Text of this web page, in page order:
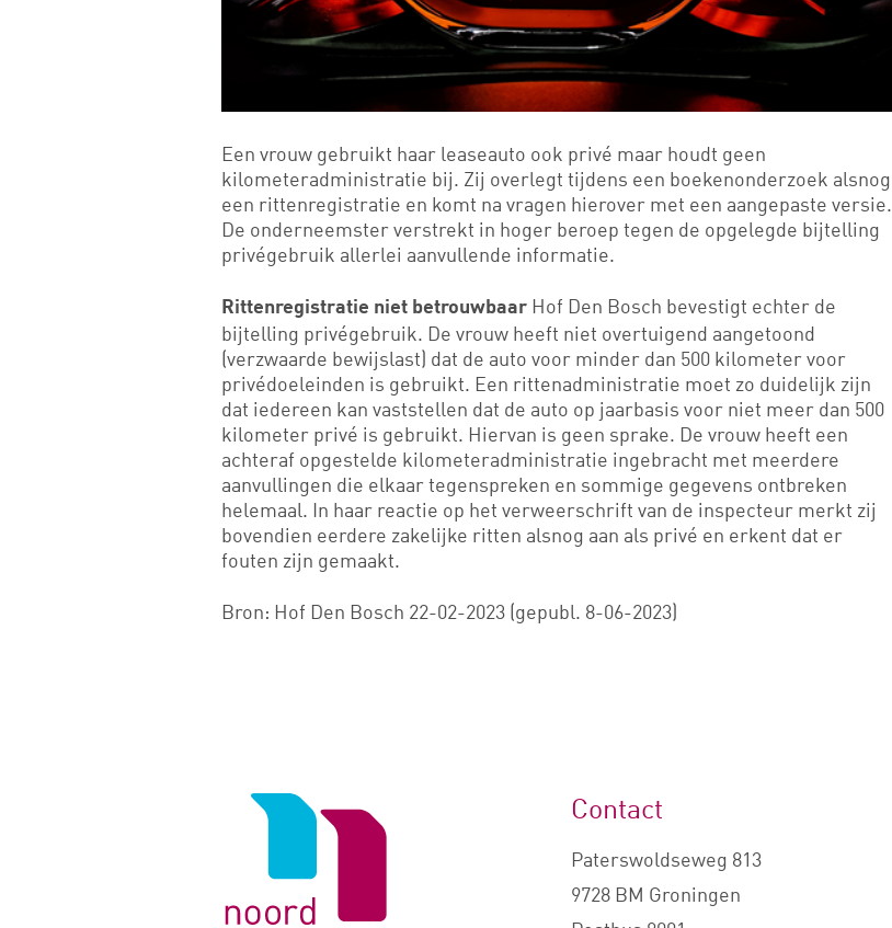
Een vrouw gebruikt haar leaseauto ook privé maar houdt geen
kilometeradministratie bij. Zij overlegt tijdens een boekenonderzoek alsnog
een rittenregistratie en komt na vragen hierover met een aangepaste versie.
De onderneemster verstrekt in hoger beroep tegen de opgelegde bijtelling
privégebruik allerlei aanvullende informatie.
Rittenregistratie niet betrouwbaar Hof Den Bosch bevestigt echter de
bijtelling privégebruik. De vrouw heeft niet overtuigend aangetoond
(verzwaarde bewijslast) dat de auto voor minder dan 500 kilometer voor
privédoeleinden is gebruikt. Een rittenadministratie moet zo duidelijk zijn
dat iedereen kan vaststellen dat de auto op jaarbasis voor niet meer dan 500
kilometer privé is gebruikt. Hiervan is geen sprake. De vrouw heeft een
achteraf opgestelde kilometeradministratie ingebracht met meerdere
aanvullingen die elkaar tegenspreken en sommige gegevens ontbreken
helemaal. In haar reactie op het verweerschrift van de inspecteur merkt zij
bovendien eerdere zakelijke ritten alsnog aan als privé en erkent dat er
fouten zijn gemaakt.
Bron: Hof Den Bosch 22-02-2023 (gepubl. 8-06-2023)
Logo
Contact
Paterswoldseweg 813
9728 BM Groningen